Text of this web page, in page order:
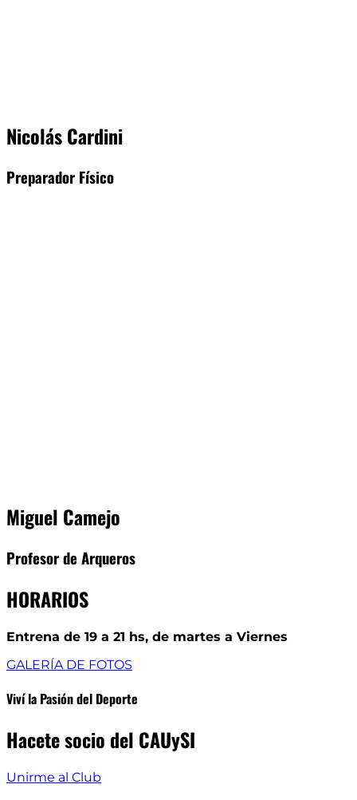
Nicolás Cardini
Preparador Físico
Miguel Camejo
Profesor de Arqueros
HORARIOS
Entrena de 19 a 21 hs, de martes a Viernes
GALERÍA DE FOTOS
Viví la Pasión del Deporte
Hacete socio del CAUySI
Unirme al Club